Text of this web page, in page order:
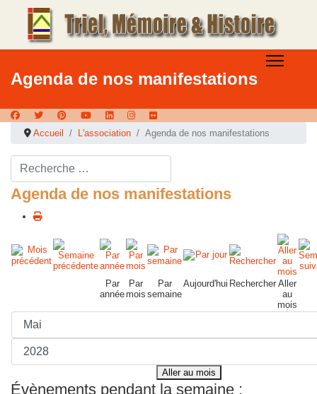
Agenda de nos manifestations
Accueil L'association Agenda de nos manifestations
Rechercher ...
Agenda de nos manifestations
Par
année
Par
mois
Par
semaine
Aujourd'hui Rechercher Aller
au
mois
Aller au mois
Évènements pendant la semaine :